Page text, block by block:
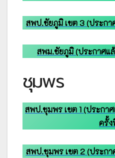
สพป.ชัยภูมิ เขต 3 (ประกา
สพม.ชัยภูมิ (ประกาศแ
ชุมพร
สพป.ชุมพร เขต 1 (ประกา
ครั้
สพป.ชุมพร เขต 2 (ประกา